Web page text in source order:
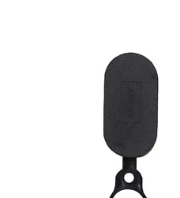
Piese si componente imprimante
Piese electrice si electronice
Piese mecanice